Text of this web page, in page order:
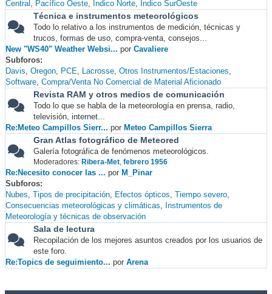
Central
Pacífico Oeste Índico Norte Índico SurOeste
Técnica e instrumentos meteorológicos
Todo lo relativo a los instrumentos de medición, técnicas y
trucos, formas de uso, compra-venta, consejos...
New "WS40" Weather Websi... por Cavaliere
Subforos
Davis Oregon PCE Lacrosse Otros Instrumentos/Estaciones
Software Compra/Venta No Comercial de Material Aficionado
Revista RAM y otros medios de comunicación
Todo lo que se habla de la meteorología en prensa, radio,
televisión, internet...
Re:Meteo Campillos Sierr... por Meteo Campillos Sierra
Gran Atlas fotográfico de Meteored
Galería fotográfica de fenómenos meteorológicos.
Moderadores: Ribera-Met, febrero 1956
Re:Necesito conocer las ... por M_Pinar
Subforos
Nubes Tipos de precipitación Efectos ópticos Tiempo severo
Consecuencias meteorológicas y climáticas
Instrumentos de
Meteorología y técnicas de observación
Sala de lectura
Recopilación de los mejores asuntos creados por los usuarios de
este foro.
Re:Topics de seguimiento... por Arena